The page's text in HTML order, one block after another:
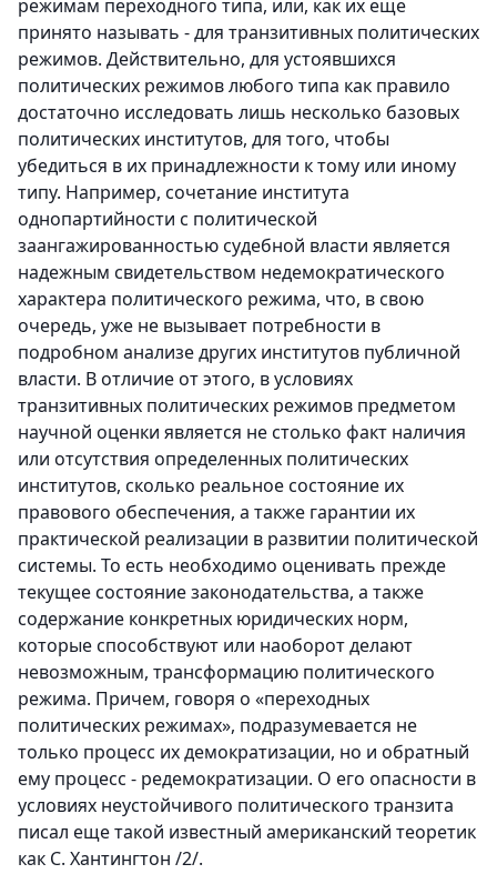
режимам переходного типа, или, как их еще
принято называть - для транзитивных политических
режимов. Действительно, для устоявшихся
политических режимов любого типа как правило
достаточно исследовать лишь несколько базовых
политических институтов, для того, чтобы
убедиться в их принадлежности к тому или иному
типу. Например, сочетание института
однопартийности с политической
заангажированностью судебной власти является
надежным свидетельством недемократического
характера политического режима, что, в свою
очередь, уже не вызывает потребности в
подробном анализе других институтов публичной
власти. В отличие от этого, в условиях
транзитивных политических режимов предметом
научной оценки является не столько факт наличия
или отсутствия определенных политических
институтов, сколько реальное состояние их
правового обеспечения, а также гарантии их
практической реализации в развитии политической
системы. То есть необходимо оценивать прежде
текущее состояние законодательства, а также
содержание конкретных юридических норм,
которые способствуют или наоборот делают
невозможным, трансформацию политического
режима. Причем, говоря о «переходных
политических режимах», подразумевается не
только процесс их демократизации, но и обратный
ему процесс - редемократизации. О его опасности в
условиях неустойчивого политического транзита
писал еще такой известный американский теоретик
как С. Хантингтон /2/.